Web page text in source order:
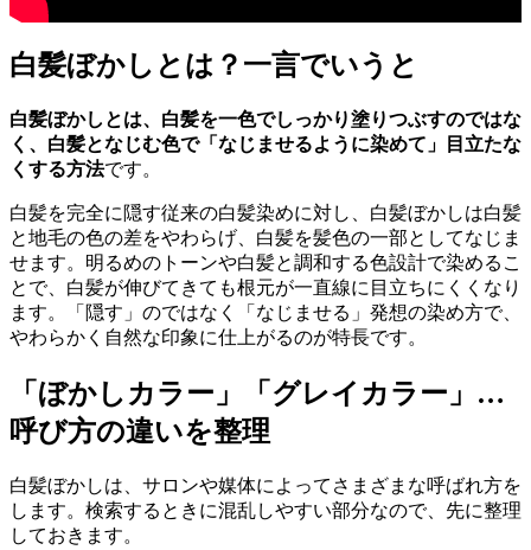
白髪ぼかしとは？一言でいうと
白髪ぼかしとは、白髪を一色でしっかり塗りつぶすのではな
く、白髪となじむ色で「なじませるように染めて」目立たな
くする方法です。
白髪を完全に隠す従来の白髪染めに対し、白髪ぼかしは白髪
と地毛の色の差をやわらげ、白髪を髪色の一部としてなじま
せます。明るめのトーンや白髪と調和する色設計で染めるこ
とで、白髪が伸びてきても根元が一直線に目立ちにくくなり
ます。「隠す」のではなく「なじませる」発想の染め方で、
やわらかく自然な印象に仕上がるのが特長です。
「ぼかしカラー」「グレイカラー」…
呼び方の違いを整理
白髪ぼかしは、サロンや媒体によってさまざまな呼ばれ方を
します。検索するときに混乱しやすい部分なので、先に整理
しておきます。